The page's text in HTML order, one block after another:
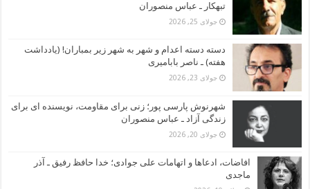
تبهکار ـ عباس منصوران
جولای 25, 2026
دسته دسته اعدام و شهر به شهر زیر بمباران! (یادداشت
هفته) ـ ناصر بابامیری
جولای 23, 2026
شهرنوش پارسی پور؛ زنی برای مقاومت، نویسنده ای برای
زندگی آزاد ـ عباس منصوران
جولای 20, 2026
افاضات، ادعاها و اتهامات علی جوادی؛ خدا حافظ رفیق ـ آذر
ماجدی